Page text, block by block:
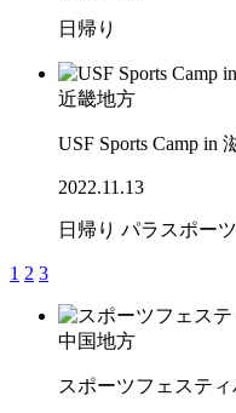
日帰り
近畿地方
USF Sports Camp in
2022.11.13
日帰り パラスポーツ
1 2 3
中国地方
スポーツフェステ